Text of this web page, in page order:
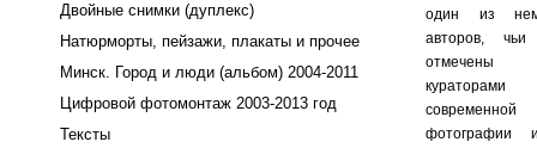
Двойные снимки (дуплекс)
Натюрморты, пейзажи, плакаты и прочее
Минск. Город и люди (альбом) 2004-2011
Цифровой фотомонтаж 2003-2013 год
Тексты
один из
авторов,
отмечены
фотографии